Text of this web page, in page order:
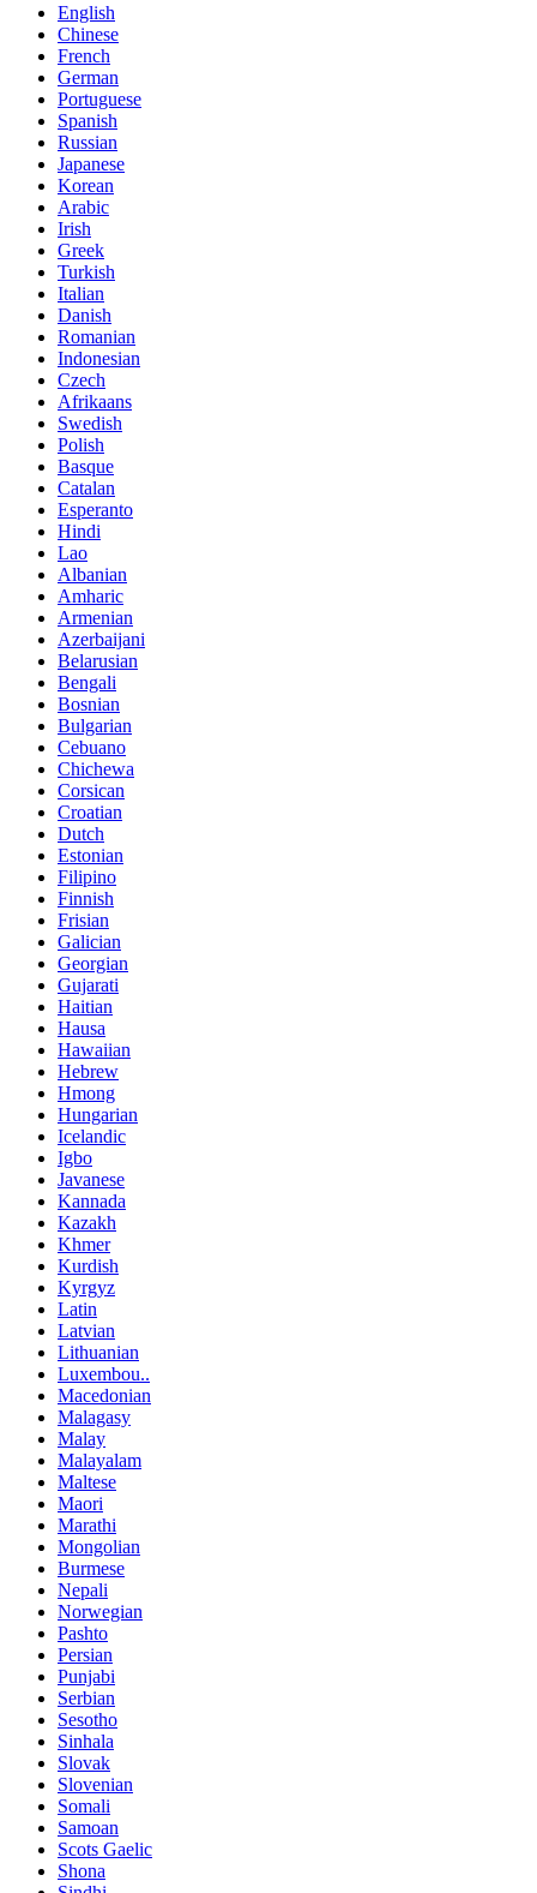
English
Chinese
French
German
Portuguese
Spanish
Russian
Japanese
Korean
Arabic
Irish
Greek
Turkish
Italian
Danish
Romanian
Indonesian
Czech
Afrikaans
Swedish
Polish
Basque
Catalan
Esperanto
Hindi
Lao
Albanian
Amharic
Armenian
Azerbaijani
Belarusian
Bengali
Bosnian
Bulgarian
Cebuano
Chichewa
Corsican
Croatian
Dutch
Estonian
Filipino
Finnish
Frisian
Galician
Georgian
Gujarati
Haitian
Hausa
Hawaiian
Hebrew
Hmong
Hungarian
Icelandic
Igbo
Javanese
Kannada
Kazakh
Khmer
Kurdish
Kyrgyz
Latin
Latvian
Lithuanian
Luxembou..
Macedonian
Malagasy
Malay
Malayalam
Maltese
Maori
Marathi
Mongolian
Burmese
Nepali
Norwegian
Pashto
Persian
Punjabi
Serbian
Sesotho
Sinhala
Slovak
Slovenian
Somali
Samoan
Scots Gaelic
Shona